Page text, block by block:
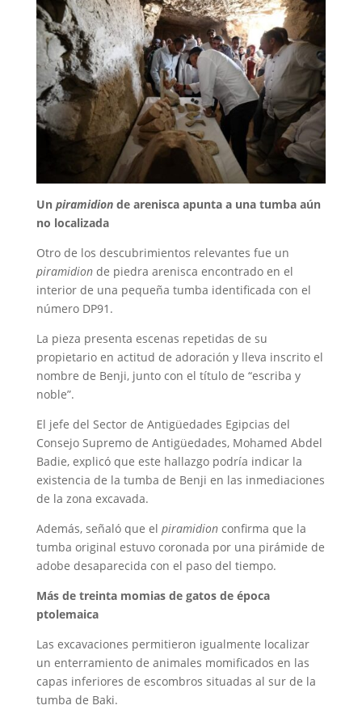
Un piramidionde arenisca apunta a una tumba aún
no localizada
Otro de los descubrimientos relevantes fue un
piramidionde piedra arenisca encontrado en el
interior de una pequeña tumba identificada con el
número DP91.
La pieza presenta escenas repetidas de su
propietario en actitud de adoración y lleva inscrito el
nombre de Benji, junto con el título de “escriba y
noble”.
El jefe del Sector de Antigüedades Egipcias del
Consejo Supremo de Antigüedades, Mohamed Abdel
Badie, explicó que este hallazgo podría indicar la
existencia de la tumba de Benji en las inmediaciones
de la zona excavada.
Además, señaló que el piramidionconfirma que la
tumba original estuvo coronada por una pirámide de
adobe desaparecida con el paso del tiempo.
Más de treinta momias de gatos de época
ptolemaica
Las excavaciones permitieron igualmente localizar
un enterramiento de animales momificados en las
capas inferiores de escombros situadas al sur de la
tumba de Baki.